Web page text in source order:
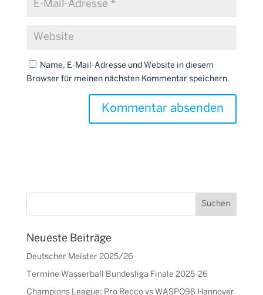
Name, E-Mail-Adresse und Website in diesem
Browser für meinen nächsten Kommentar speichern.
Neueste Beiträge
Deutscher Meister 2025/26
Termine Wasserball Bundesliga Finale 2025-26
Champions League: Pro Recco vs WASPO98 Hannover